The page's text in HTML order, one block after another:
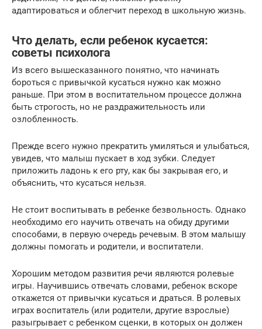
адаптироваться и облегчит переход в школьную жизнь.
Что делать, если ребенок кусается:
советы психолога
Из всего вышесказанного понятно, что начинать
бороться с привычкой кусаться нужно как можно
раньше. При этом в воспитательном процессе должна
быть строгость, но не раздражительность или
озлобленность.
Прежде всего нужно прекратить умиляться и улыбаться,
увидев, что малыш пускает в ход зубки. Следует
приложить ладонь к его рту, как бы закрывая его, и
объяснить, что кусаться нельзя.
Не стоит воспитывать в ребенке безвольность. Однако
необходимо его научить отвечать на обиду другими
способами, в первую очередь речевым. В этом малышу
должны помогать и родители, и воспитатели.
Хорошим методом развития речи являются ролевые
игры. Научившись отвечать словами, ребенок вскоре
откажется от привычки кусаться и драться. В ролевых
играх воспитатель (или родители, другие взрослые)
разыгрывает с ребенком сценки, в которых он должен